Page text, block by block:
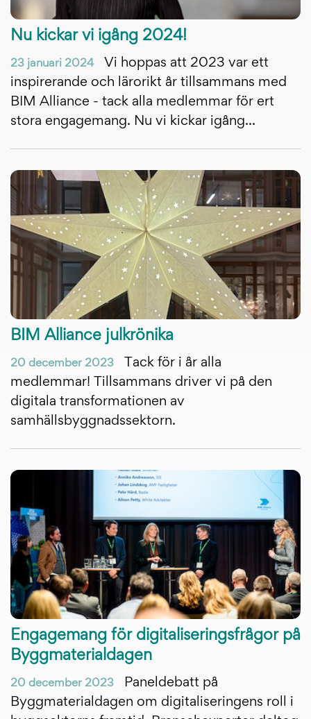
Nu kickar vi igång 2024!
23 januari 2024
Vi hoppas att 2023 var ett
inspirerande och lärorikt år tillsammans med
BIM Alliance - tack alla medlemmar för ert
stora engagemang. Nu vi kickar igång...
BIM Alliance julkrönika
20 december 2023
Tack för i år alla
medlemmar! Tillsammans driver vi på den
digitala transformationen av
samhällsbyggnadssektorn.
Engagemang för digitaliseringsfrågor på
Byggmaterialdagen
20 december 2023
Paneldebatt på
Byggmaterialdagen om digitaliseringens roll i